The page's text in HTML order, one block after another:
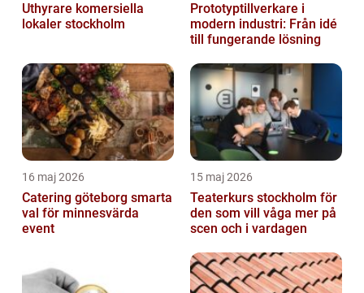
Uthyrare komersiella
lokaler stockholm
Prototyptillverkare i
modern industri: Från idé
till fungerande lösning
16 maj 2026
Catering göteborg smarta
val för minnesvärda
event
15 maj 2026
Teaterkurs stockholm för
den som vill våga mer på
scen och i vardagen